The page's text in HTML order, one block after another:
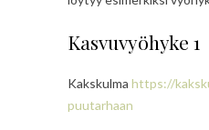
Kasvuvyöhyke 1
Kakskulma https://
puutarhaan